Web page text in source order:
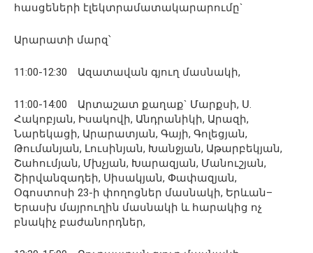
հասցեների էլեկտրամատակարարումը`
Արարատի մարզ՝
11:00-12:30 Ազատավան գյուղ մասնակի,
11:00-14:00 Արտաշատ քաղաք` Մարքսի, Ս.
Հակոբյան, Իսակովի, Անդրանիկի, Արազի,
Նարեկացի, Արարատյան, Գայի, Գոլեցյան,
Թումանյան, Լուսինյան, Խանջյան, Աթարբեկյան,
Շահումյան, Մխչյան, Խարազյան, Մանուշյան,
Շիրվանզադեի, Սիսակյան, Փափազյան,
Օգոստոսի 23-ի փողոցներ մասնակի, Երևան–
Երասխ մայրուղին մասնակի և հարակից ոչ
բնակիչ բաժանորդներ,